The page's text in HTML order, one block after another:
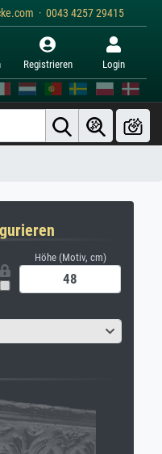
· 0043 4257 29415
Registrieren Login
Höhe (Motiv, cm)